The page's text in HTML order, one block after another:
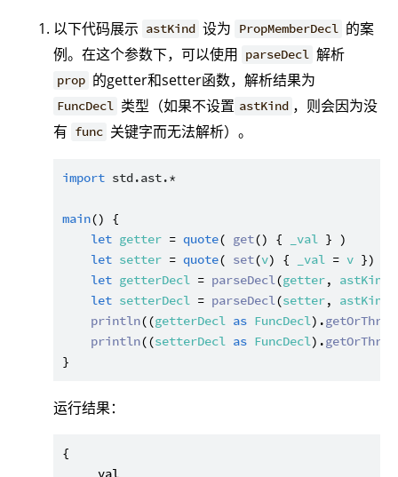
以下代码展示 astKind 设为 PropMemberDecl 的案
例。在这个参数下，可以使用 parseDecl 解析
prop 的getter和setter函数，解析结果为
FuncDecl 类型（如果不设置 astKind ，则会因为没
有 func 关键字而无法解析）。
import std.ast.*
main() {
let getter = quote( get() { _val } )
let setter = quote( set(v) { _val = v })
let getterDecl = parseDecl(getter, astKind
let setterDecl = parseDecl(setter, astKind
println((getterDecl as FuncDecl).getOrThrow
println((setterDecl as FuncDecl).getOrThrow
运行结果：
{
    _val